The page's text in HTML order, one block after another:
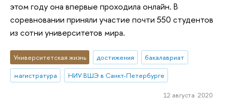
этом году она впервые проходила онлайн. В
соревновании приняли участие почти 550 студентов
из сотни университетов мира.
Университетская жизнь достижения
бакалавриат
магистратура
НИУ ВШЭ в Санкт-Петербурге
12 августа 2020